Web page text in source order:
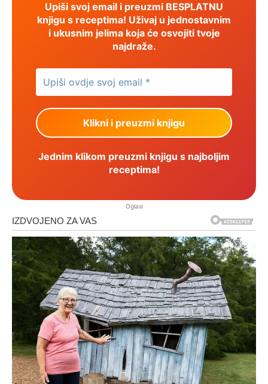
Upiši svoj email i preuzmi BESPLATNU
knjigu s receptima! Uživaj u jednostavnim
i ukusnim jelima koja će osvojiti tvoje
najdraže.
Jednim klikom preuzmi knjigu s najboljim
receptima!
Oglasi